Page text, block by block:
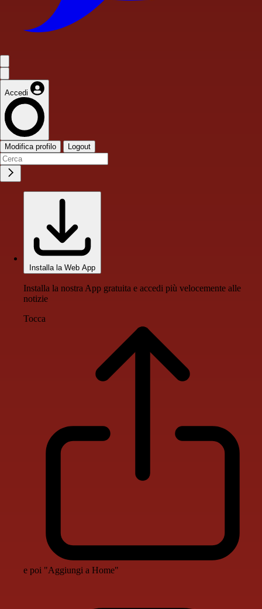
Accedi
Modifica profilo Logout
Installa la Web App
Installa la nostra App gratuita e accedi più velocemente alle
notizie
Tocca
e poi "Aggiungi a Home"